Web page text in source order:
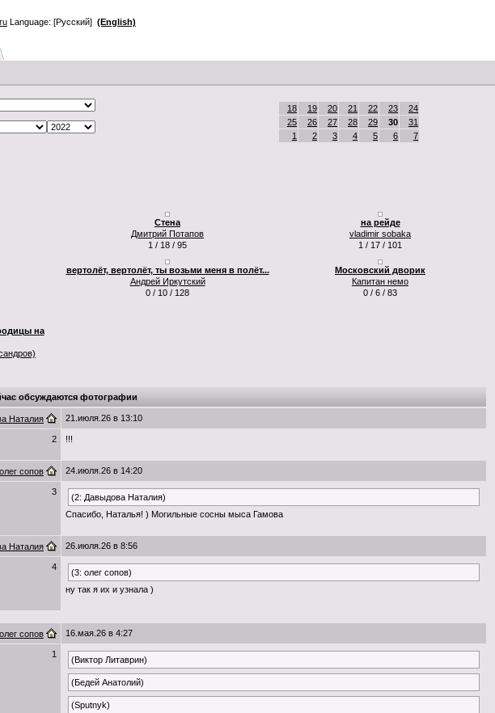
Language: [Русский] (English)
18 19 20 21 22 23
24
25
26 27 28 29 30
31
1
2 3 4 5 6 7
Стена
Дмитрий Потапов
1 / 18 / 95
на рейде
vladimir sobaka
1 / 17 / 101
вертолёт, вертолёт, ты возьми меня в полёт...
Андрей Иркутский
0 / 10 / 128
Московский дворик
Капитан немо
0 / 6 / 83
на
обсуждаются фотографии
Наталия 21.июля.26 в 13:10
2 !!!
олег сопов 24.июля.26 в 14:20
3
(2: Давыдова Наталия)
Спасибо, Наталья! ) Могильные сосны мыса Гамова
Наталия 26.июля.26 в 8:56
4
(3: олег сопов)
ну так я их и узнала )
олег сопов 16.мая.26 в 4:27
1
(Виктор Литаврин)
(Бедей Анатолий)
(Sputnyk)